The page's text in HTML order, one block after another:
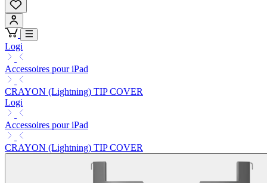
Logi
Accessoires pour iPad
CRAYON (Lightning) TIP COVER
Logi
Accessoires pour iPad
CRAYON (Lightning) TIP COVER